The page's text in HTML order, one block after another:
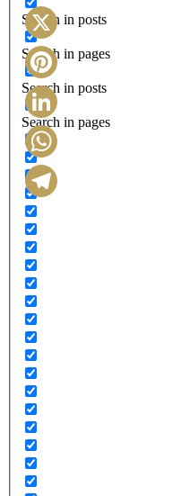
Search in posts
Search in pages
Search in posts
Search in pages
Facebook
X
Pinterest
LinkedIn
WhatsApp
Telegram